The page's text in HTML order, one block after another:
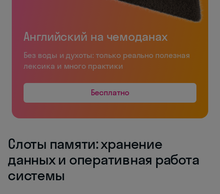
Английский на чемоданах
Без воды и духоты: только реально полезная
лексика и много практики
Бесплатно
Слоты памяти: хранение
данных и оперативная работа
системы